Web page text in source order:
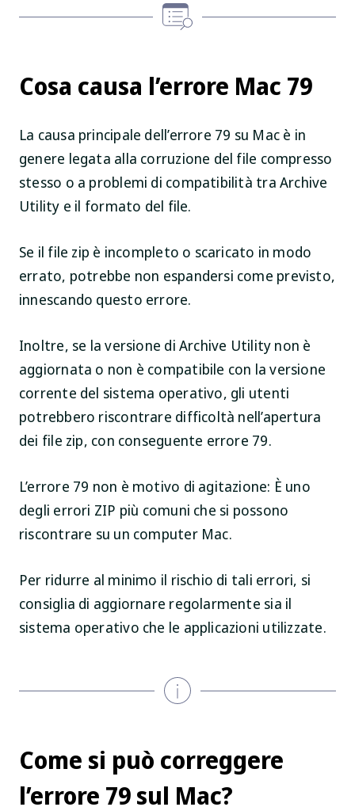
Cosa causa l’errore Mac 79
La causa principale dell’errore 79 su Mac è in
genere legata alla corruzione del file compresso
stesso o a problemi di compatibilità tra Archive
Utility e il formato del file.
Se il file zip è incompleto o scaricato in modo
errato, potrebbe non espandersi come previsto,
innescando questo errore.
Inoltre, se la versione di Archive Utility non è
aggiornata o non è compatibile con la versione
corrente del sistema operativo, gli utenti
potrebbero riscontrare difficoltà nell’apertura
dei file zip, con conseguente errore 79.
L’errore 79 non è motivo di agitazione: È uno
degli errori ZIP più comuni che si possono
riscontrare su un computer Mac.
Per ridurre al minimo il rischio di tali errori, si
consiglia di aggiornare regolarmente sia il
sistema operativo che le applicazioni utilizzate.
Come si può correggere
l’errore 79 sul Mac?